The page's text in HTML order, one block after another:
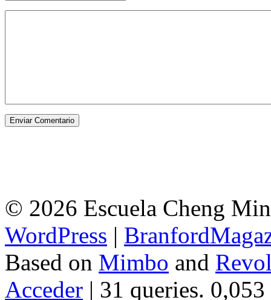
© 2026 Escuela Cheng
WordPress |
Based on Mimbo and
Acceder | 31 queries. 0,053